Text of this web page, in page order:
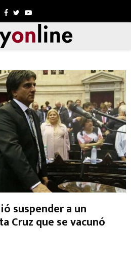
Facebook
TwitterYoutube
suspender a un
Cruz que se vacunó